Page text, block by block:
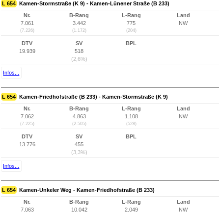
L 654 Kamen-Stormstraße (K 9) - Kamen-Lünener Straße (B 233)
Nr.
7.061
(7.226)
B-Rang
3.442
(1.172)
L-Rang
775
(204)
Land
NW
DTV
19.939
SV
518
(2,6%)
BPL
Infos...
L 654 Kamen-Friedhofstraße (B 233) - Kamen-Stormstraße (K 9)
Nr.
7.062
(7.225)
B-Rang
4.863
(2.505)
L-Rang
1.108
(528)
Land
NW
DTV
13.776
SV
455
(3,3%)
BPL
Infos...
L 654 Kamen-Unkeler Weg - Kamen-Friedhofstraße (B 233)
Nr.
7.063
B-Rang
10.042
L-Rang
2.049
Land
NW